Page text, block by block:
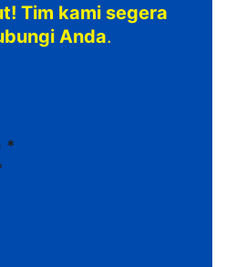
Tim kami segera
Anda.
*